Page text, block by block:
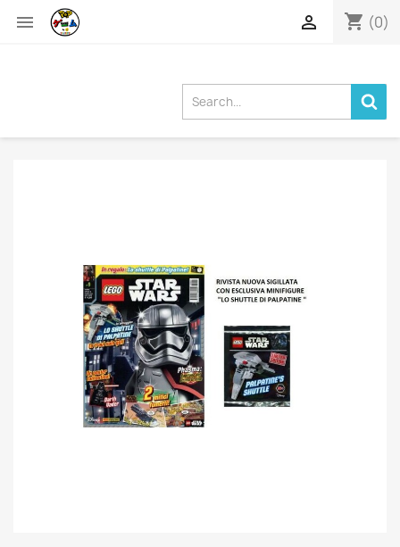
 shopping_cart (0)
